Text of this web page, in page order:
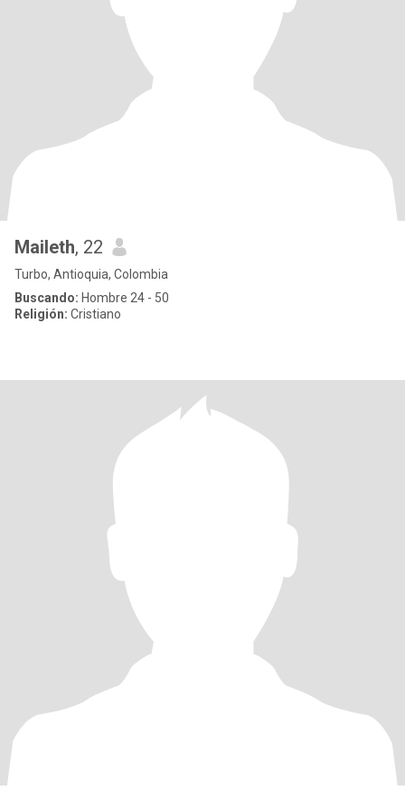
Maileth, 22
Turbo, Antioquia, Colombia
Buscando: Hombre 24 - 50
Religión: Cristiano